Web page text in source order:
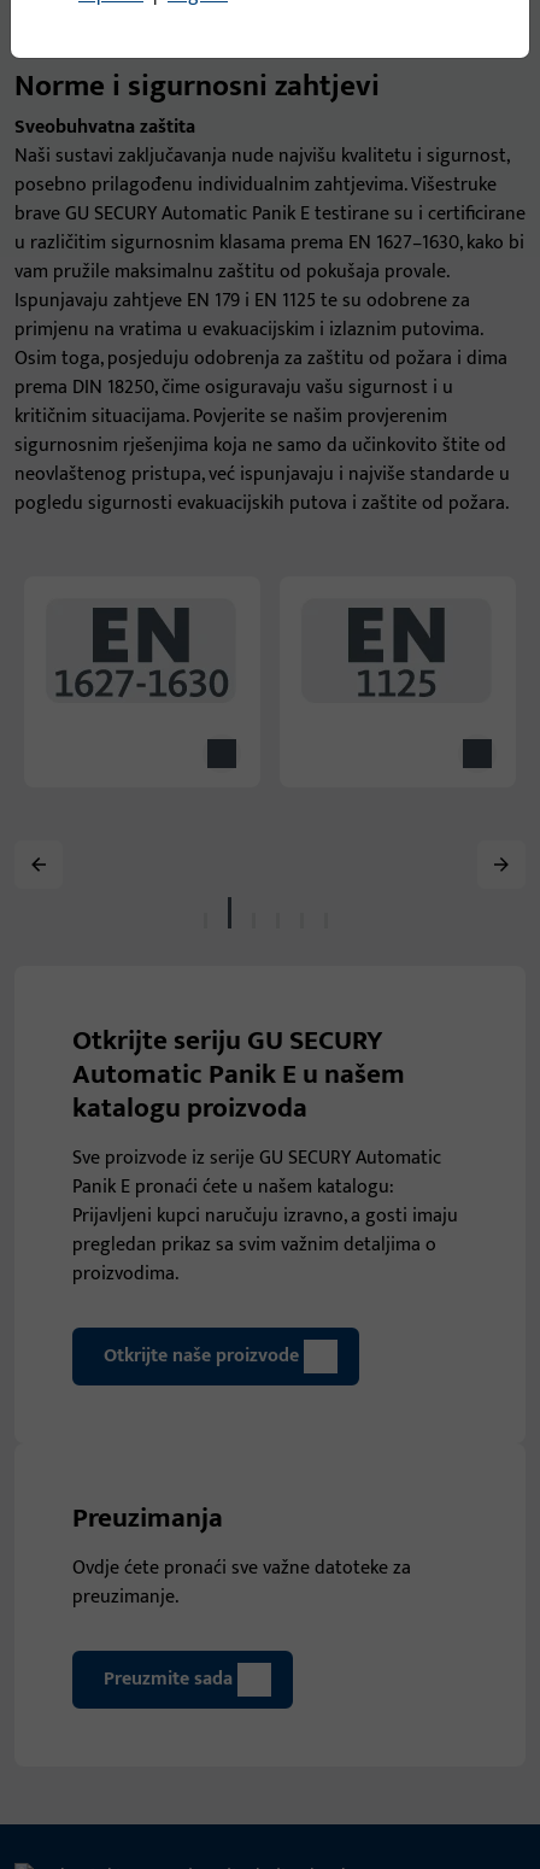
Norme i sigurnosni zahtjevi
Sveobuhvatna zaštita
Naši sustavi zaključavanja nude najvišu kvalitetu i sigurnost,
posebno prilagođenu individualnim zahtjevima. Višestruke
brave GU SECURY Automatic Panik E testirane su i certificirane
u različitim sigurnosnim klasama prema EN 1627–1630, kako bi
vam pružile maksimalnu zaštitu od pokušaja provale.
Ispunjavaju zahtjeve EN 179 i EN 1125 te su odobrene za
primjenu na vratima u evakuacijskim i izlaznim putovima.
Osim toga, posjeduju odobrenja za zaštitu od požara i dima
prema DIN 18250, čime osiguravaju vašu sigurnost i u
kritičnim situacijama. Povjerite se našim provjerenim
sigurnosnim rješenjima koja ne samo da učinkovito štite od
neovlaštenog pristupa, već ispunjavaju i najviše standarde u
pogledu sigurnosti evakuacijskih putova i zaštite od požara.
Otkrijte seriju GU SECURY
Automatic Panik E u našem
katalogu proizvoda
Sve proizvode iz serije GU SECURY Automatic
Panik E pronaći ćete u našem katalogu:
Prijavljeni kupci naručuju izravno, a gosti imaju
pregledan prikaz sa svim važnim detaljima o
proizvodima.
Otkrijte naše proizvode
Preuzimanja
Ovdje ćete pronaći sve važne datoteke za
preuzimanje.
Preuzmite sada